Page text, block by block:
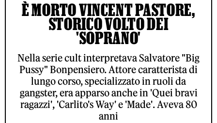
È MORTO VINCENT PASTORE,
STORICO VOLTO DEI
'SOPRANO'
Nella serie cult interpretava Salvatore "Big
Pussy" Bonpensiero. Attore caratterista di
lungo corso, specializzato in ruoli da
gangster, era apparso anche in 'Quei bravi
ragazzi', 'Carlito's Way' e 'Made'. Aveva 80
anni